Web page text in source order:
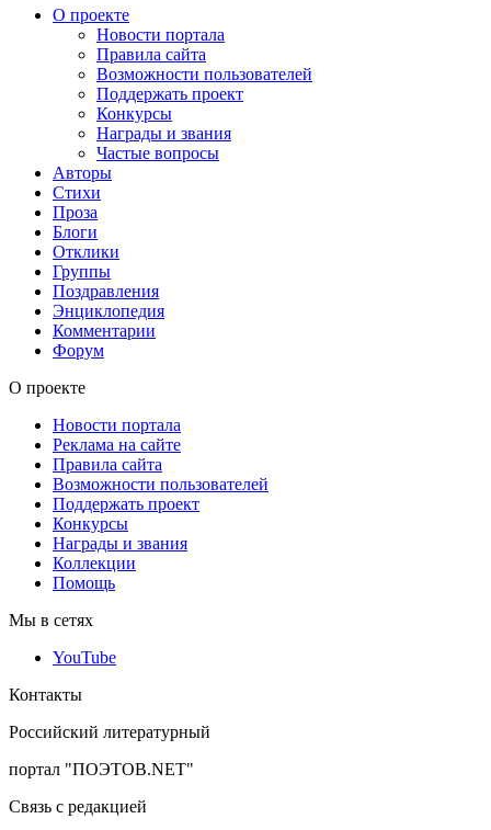
О проекте
Новости портала
Правила сайта
Возможности пользователей
Поддержать проект
Конкурсы
Награды и звания
Частые вопросы
Авторы
Стихи
Проза
Блоги
Отклики
Группы
Поздравления
Энциклопедия
Комментарии
Форум
О проекте
Новости портала
Реклама на сайте
Правила сайта
Возможности пользователей
Поддержать проект
Конкурсы
Награды и звания
Коллекции
Помощь
Мы в сетях
YouTube
Контакты
Российский литературный
портал "ПОЭТОВ.NET"
Связь с редакцией